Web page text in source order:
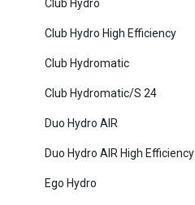
Club Hydro
Club Hydro High Efficiency
Club Hydromatic
Club Hydromatic/S 24
Duo Hydro AIR
Duo Hydro AIR High Efficiency
Ego Hydro